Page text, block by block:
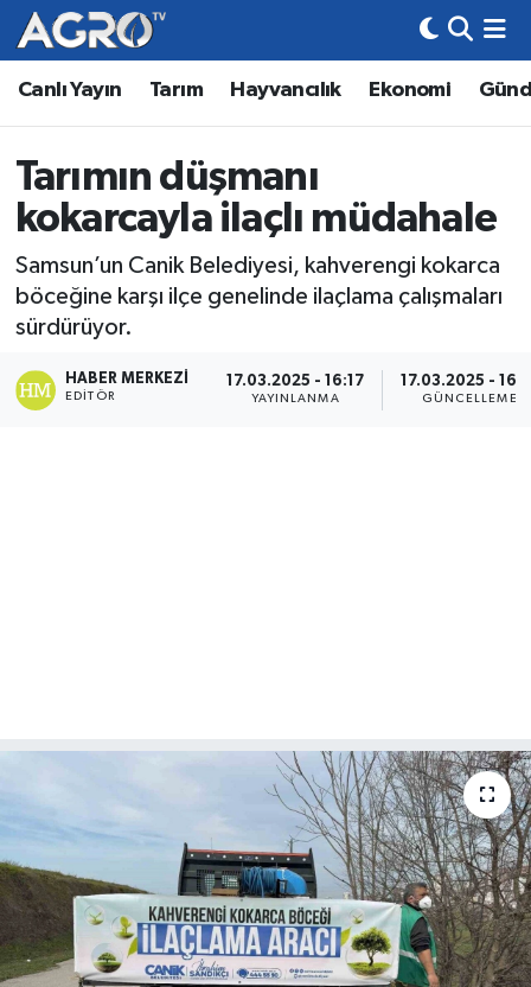
Canlı Yayın Tarım Hayvancılık Ekonomi
Tarımın düşmanı
kokarcayla ilaçlı müdahale
Samsun’un Canik Belediyesi, kahverengi kokarca
böceğine karşı ilçe genelinde ilaçlama çalışmaları
sürdürüyor.
HABER MERKEZI
EDITÖR
17.03.2025 - 16:17
YAYINLANMA
17.03.2025 -
GÜNCELLEME
Hava Durumu
Süper Lig Puan Durumu ve Fikstür
Tüm Manşetler
Son Dakika Haberleri
Haber Arşivi